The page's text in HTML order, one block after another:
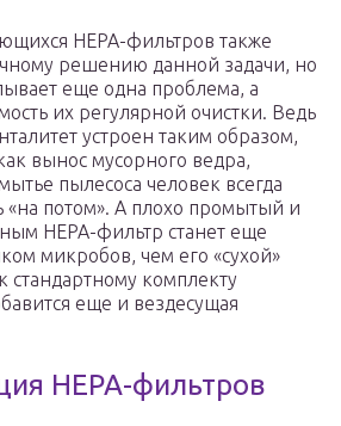
HEPA-фильтров также
решению данной задачи, но
еще одна проблема, а
их регулярной очистки. Ведь
устроен таким образом,
вынос мусорного ведра,
пылесоса человек всегда
«на потом». А плохо промытый и
HEPA-фильтр станет еще
микробов, чем его «сухой»
стандартному комплекту
еще и вездесущая
HEPA-фильтров